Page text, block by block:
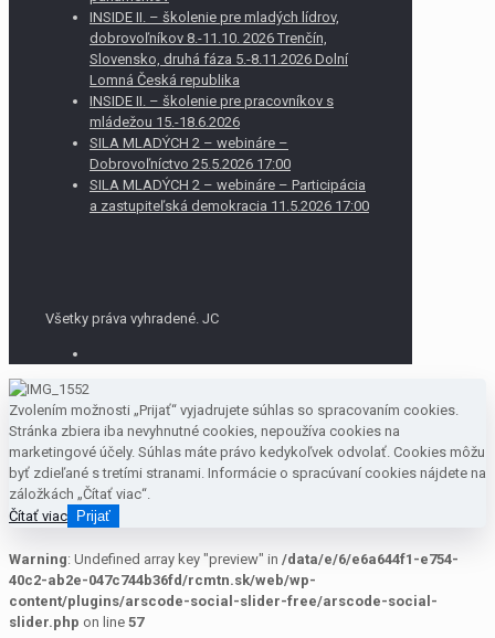
INSIDE II. – školenie pre mladých lídrov,
dobrovoľníkov 8.-11.10. 2026 Trenčín,
Slovensko, druhá fáza 5.-8.11.2026 Dolní
Lomná Česká republika
INSIDE II. – školenie pre pracovníkov s
mládežou 15.-18.6.2026
SILA MLADÝCH 2 – webináre –
Dobrovoľníctvo 25.5.2026 17:00
SILA MLADÝCH 2 – webináre – Participácia
a zastupiteľská demokracia 11.5.2026 17:00
Všetky práva vyhradené. JC
Zvolením možnosti „Prijať“ vyjadrujete súhlas so spracovaním cookies.
Stránka zbiera iba nevyhnutné cookies, nepoužíva cookies na
marketingové účely. Súhlas máte právo kedykoľvek odvolať. Cookies môžu
byť zdieľané s tretími stranami. Informácie o spracúvaní cookies nájdete na
záložkách „Čítať viac“.
Čítať viac Prijať
Warning: Undefined array key "preview" in /data/e/6/e6a644f1-e754-
40c2-ab2e-047c744b36fd/rcmtn.sk/web/wp-
content/plugins/arscode-social-slider-free/arscode-social-
slider.php on line 57